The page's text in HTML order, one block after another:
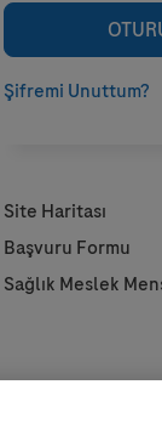
Şifremi Unuttum?
Site Haritası
Başvuru Formu
Sağlık Meslek